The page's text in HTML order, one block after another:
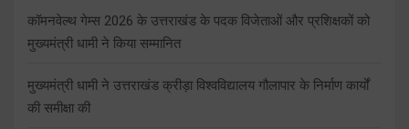
कॉमनवेल्थ गेम्स 2026 के उत्तराखंड के पदक विजेताओं और प्रशिक्षकों को
मुख्यमंत्री धामी ने किया सम्मानित
मुख्यमंत्री धामी ने उत्तराखंड क्रीड़ा विश्वविद्यालय गौलापार के निर्माण कार्यों
की समीक्षा की